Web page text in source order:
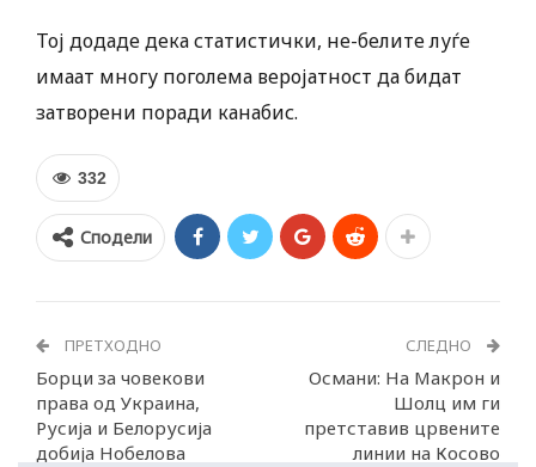
Тој додаде дека статистички, не-белите луѓе
имаат многу поголема веројатност да бидат
затворени поради канабис.
332
Сподели
ПРЕТХОДНО
Борци за човекови
права од Украина,
Русија и Белорусија
добија Нобелова
СЛЕДНО
Османи: На Макрон и
Шолц им ги
претставив црвените
линии на Косово